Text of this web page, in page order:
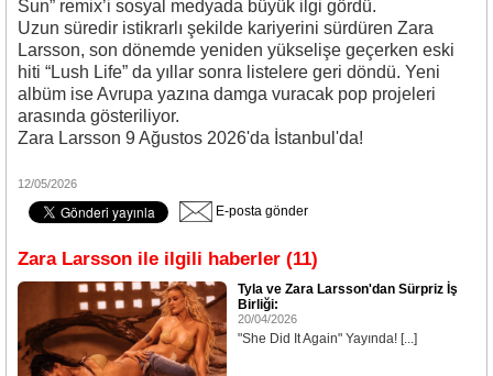
Sun” remix’i sosyal medyada büyük ilgi gördü.
Uzun süredir istikrarlı şekilde kariyerini sürdüren Zara
Larsson, son dönemde yeniden yükselişe geçerken eski
hiti “Lush Life” da yıllar sonra listelere geri döndü. Yeni
albüm ise Avrupa yazına damga vuracak pop projeleri
arasında gösteriliyor.
Zara Larsson 9 Ağustos 2026'da İstanbul'da!
12/05/2026
E-posta gönder
Zara Larsson ile ilgili haberler (11)
Tyla ve Zara Larsson'dan Sürpriz İş
Birliği:
20/04/2026
"She Did It Again" Yayında! [...]